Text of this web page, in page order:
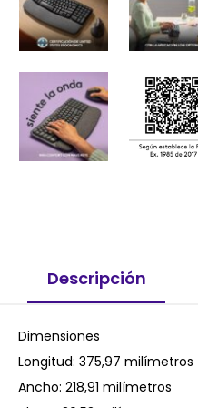
Descripción
Dimensiones
Longitud: 375,97 milímetros
Ancho: 218,91 milímetros